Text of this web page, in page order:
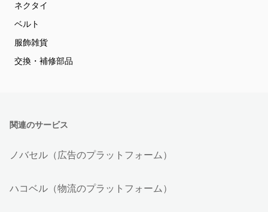
ネクタイ
ベルト
服飾雑貨
交換・補修部品
関連のサービス
ノバセル（広告のプラットフォーム）
ハコベル（物流のプラットフォーム）